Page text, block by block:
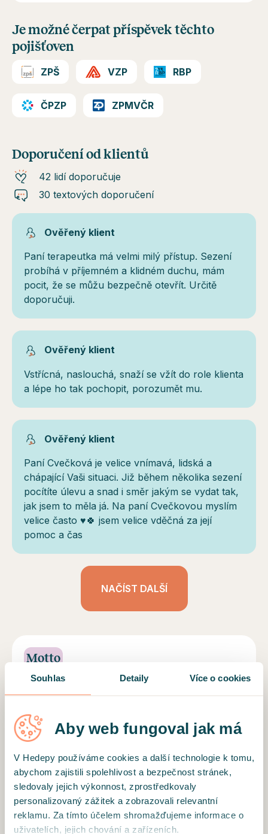
Souhlas Detaily Více o cookies
Aby web fungoval jak má
V Hedepy používáme cookies a další technologie k tomu,
abychom zajistili spolehlivost a bezpečnost stránek,
sledovaly jejich výkonnost, zprostředkovaly
personalizovaný zážitek a zobrazovali relevantní
reklamu. Za tímto účelem shromažďujeme informace o
uživatelích, jejich chování a zařízeních.
Je možné čerpat příspěvek těchto
pojišťoven
ZPŠ VZP RBP
ČPZP ZPMVČR
Doporučení od klientů
42 lidí doporučuje
30 textových doporučení
Ověřený klient
Paní terapeutka má velmi milý přístup. Sezení
probíhá v příjemném a klidném duchu, mám
pocit, že se můžu bezpečně otevřít. Určitě
doporučuji.
Ověřený klient
Vstřícná, naslouchá, snaží se vžít do role klienta
a lépe ho tak pochopit, porozumět mu.
Ověřený klient
Paní Cvečková je velice vnímavá, lidská a
chápající Vaši situaci. Již během několika sezení
pocítíte úlevu a snad i směr jakým se vydat tak,
jak jsem to měla já. Na paní Cvečkovou myslím
velice často ♥️🍀 jsem velice vděčná za její
pomoc a čas
NAČÍST DALŠÍ
Motto
"Víc radosti, méně obav. Víc soucitu, méně
kritiky. Víc pocitu štěstí, méně stresu. Víc lásky,
méně nenávisti" (Roy Bennett). K tomu, abyste
si odnesli do svého života to, co potřebujete,
většinou stačí jen několik sezení.
Vzdělání a profil terapeuta
Věřím, že úkolem psychoterapie je vytvořit
bezpečný prostor, ve kterém se můžete plně
spojit se svojí jedinečností a hodnotou, kde se
můžete vidět se soucitem, přijetím a láskou k